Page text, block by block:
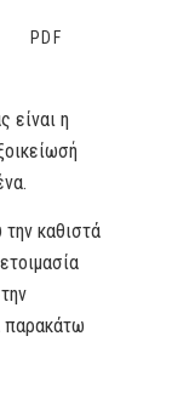
PDF
είναι η
την καθιστά
παρακάτω